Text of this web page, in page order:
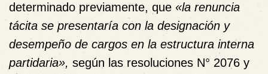
determinado previamente, que «la renuncia
tácita se presentaría con la designación y
desempeño de cargos en la estructura interna
partidaria», según las resoluciones N° 2076 y